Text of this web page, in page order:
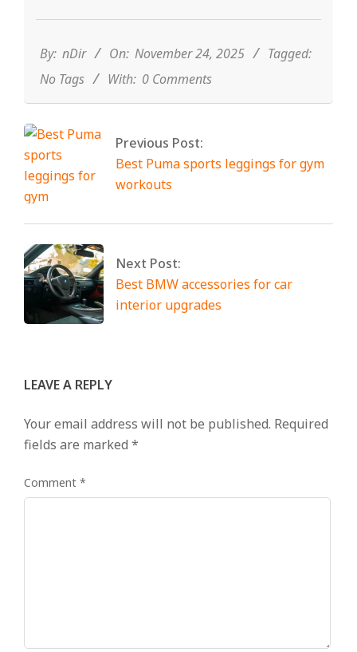
24
By: nDir On: November 24, 2025
Tagged:
No Tags
With: 0 Comments
Previous Post:
Best Puma sports leggings for gym
workouts
Next Post:
Best BMW accessories for car
interior upgrades
LEAVE A REPLY
Your email address will not be published. Required
fields are marked *
Comment *